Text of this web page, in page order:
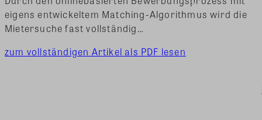
eigens entwickeltem Matching-Algorithmus wird die
Mietersuche fast vollständig…
zum vollständigen Artikel als PDF lesen